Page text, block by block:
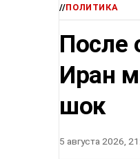
//ПОЛИТИКА
После
Иран
шок
5 августа 2026,